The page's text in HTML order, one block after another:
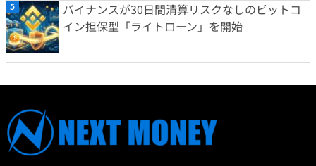
バイナンスが30日間清算リスクなしのビットコ
イン担保型「ライトローン」を開始